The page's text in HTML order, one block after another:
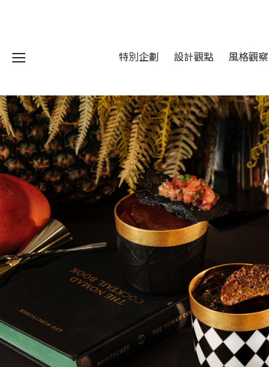
程 Milestones
目 Services
藏 Cover Archives
團 Square Rich
們 Contact Us
特別企劃 設計觀點 風格觀察